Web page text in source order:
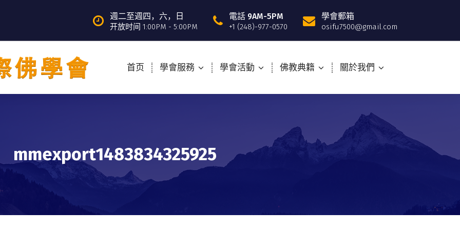
週二至週四，六，日
开放时间 1:00PM - 5:00PM
電話 9AM-5PM
+1 (248)-977-0570
學會郵箱
osifu7500@gmail.com
首页 學會服務 學會活動 佛教典籍 關於我們
mmexport1483834325925